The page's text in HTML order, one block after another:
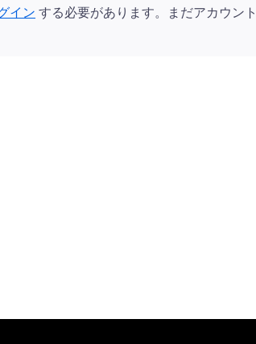
イン する必要があります。まだアカウン